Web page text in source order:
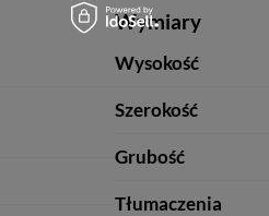
Wymiary
Wysokość
Szerokość
Grubość
Tłumaczenia